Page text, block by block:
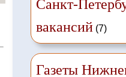
Санкт-
вакансий(7)
Газеты